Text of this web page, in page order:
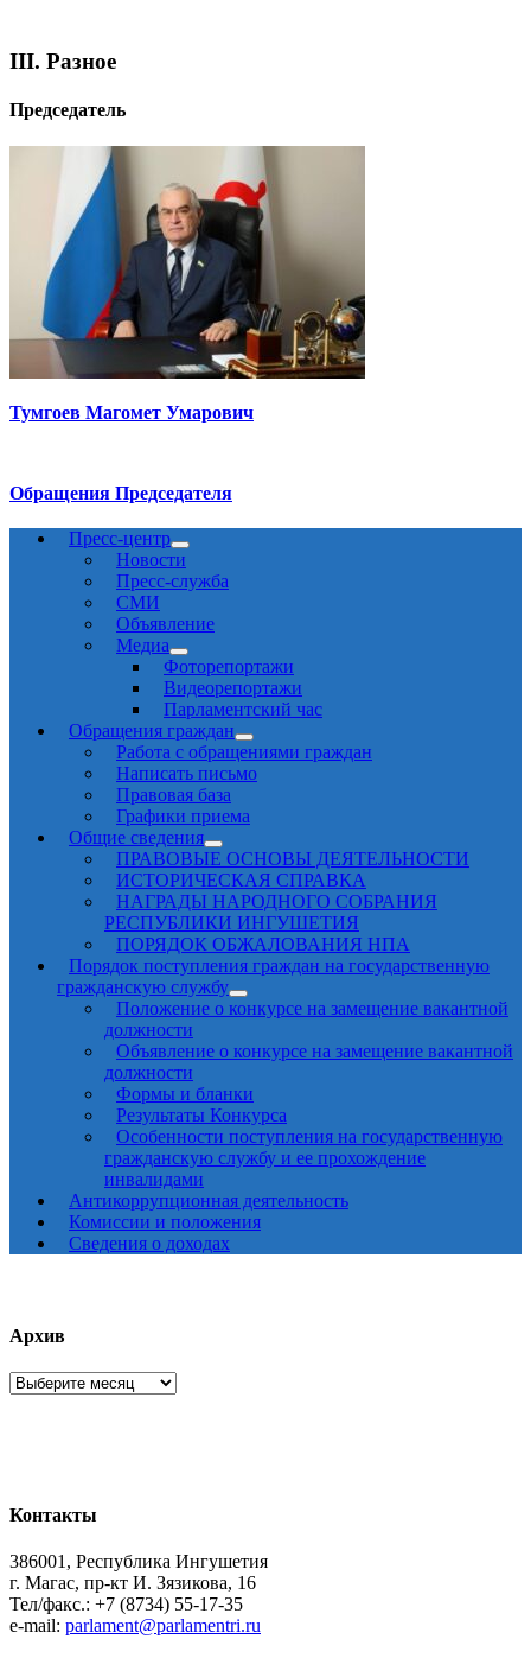
III. Разное
Председатель
Тумгоев Магомет Умарович
Обращения Председателя
Пресс-центр
Новости
Пресс-служба
СМИ
Объявление
Медиа
Фоторепортажи
Видеорепортажи
Парламентский час
Обращения граждан
Работа с обращениями граждан
Написать письмо
Правовая база
Графики приема
Общие сведения
ПРАВОВЫЕ ОСНОВЫ ДЕЯТЕЛЬНОСТИ
ИСТОРИЧЕСКАЯ СПРАВКА
НАГРАДЫ НАРОДНОГО СОБРАНИЯ
РЕСПУБЛИКИ ИНГУШЕТИЯ
ПОРЯДОК ОБЖАЛОВАНИЯ НПА
Порядок поступления граждан на государственную
гражданскую службу
Положение о конкурсе на замещение вакантной
должности
Объявление о конкурсе на замещение вакантной
должности
Формы и бланки
Результаты Конкурса
Особенности поступления на государственную
гражданскую службу и ее прохождение
инвалидами
Антикоррупционная деятельность
Комиссии и положения
Сведения о доходах
Архив
Архив
Контакты
386001, Республика Ингушетия
г. Магас, пр-кт И. Зязикова, 16
Тел/факс.: +7 (8734) 55-17-35
e-mail: parlament@parlamentri.ru